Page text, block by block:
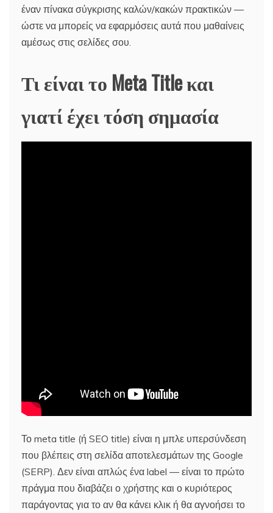
έναν πίνακα σύγκρισης καλών/κακών πρακτικών —
ώστε να μπορείς να εφαρμόσεις αυτά που μαθαίνεις
αμέσως στις σελίδες σου.
Τι είναι το Meta Title και
γιατί έχει τόση σημασία
Το meta title (ή SEO title) είναι η μπλε υπερσύνδεση
που βλέπεις στη σελίδα αποτελεσμάτων της Google
(SERP). Δεν είναι απλώς ένα label — είναι το πρώτο
πράγμα που διαβάζει ο χρήστης και ο κυριότερος
παράγοντας για το αν θα κάνει κλικ ή θα αγνοήσει το